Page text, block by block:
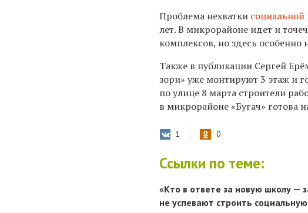
Проблема нехватки социальной
лет. В микрорайоне идет и
комплексов, но здесь особенно
Также в публикации Сергей
зори» уже монтируют 3 этаж и
по улице 8 марта строители
в микрорайоне «Бугач» готова
1 0
Ссылки по теме:
«Кто в ответе за новую школу —
не успевают строить